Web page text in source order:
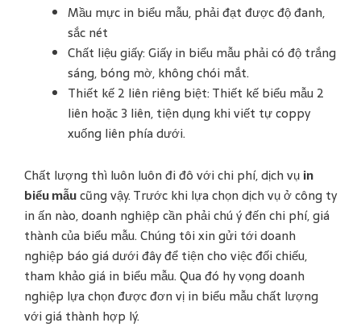
Mầu mực in biểu mẫu, phải đạt được độ đanh,
sắc nét
Chất liệu giấy: Giấy in biểu mẫu phải có độ trắng
sáng, bóng mờ, không chói mắt.
Thiết kế 2 liên riêng biệt: Thiết kế biểu mẫu 2
liên hoặc 3 liên, tiện dụng khi viết tự coppy
xuống liên phía dưới.
Chất lượng thì luôn luôn đi đô với chi phí, dịch vụ in
biểu mẫucũng vậy. Trước khi lựa chọn dịch vụ ở công ty
in ấn nào, doanh nghiệp cần phải chú ý đến chi phí, giá
thành của biểu mẫu. Chúng tôi xin gửi tới doanh
nghiệp báo giá dưới đây để tiện cho việc đối chiếu,
tham khảo giá in biểu mẫu. Qua đó hy vọng doanh
nghiệp lựa chọn được đơn vị in biểu mẫu chất lượng
với giá thành hợp lý.